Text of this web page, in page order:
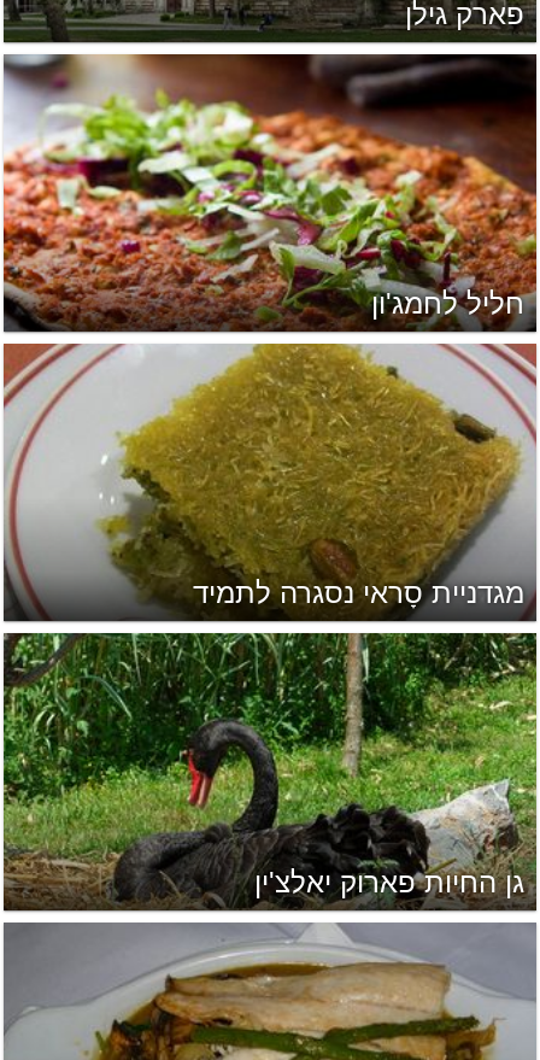
פארק גילן
חליל לחמג'ון
מגדניית סָראי נסגרה לתמיד
גן החיות פארוק יאלצ'ין